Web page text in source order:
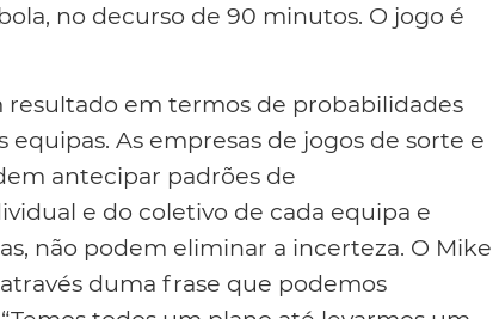
no decurso de 90 minutos. O jogo é
em termos de probabilidades
As empresas de jogos de sorte e
antecipar padrões de
e do coletivo de cada equipa e
não podem eliminar a incerteza. O Mike
duma frase que podemos